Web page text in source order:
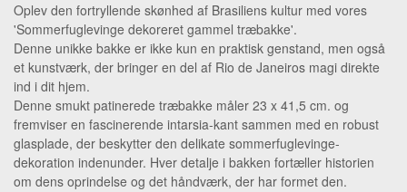
Oplev den fortryllende skønhed af Brasiliens kultur med vores
'Sommerfuglevinge dekoreret gammel træbakke'.
Denne unikke bakke er ikke kun en praktisk genstand, men også
et kunstværk, der bringer en del af Rio de Janeiros magi direkte
ind i dit hjem.
Denne smukt patinerede træbakke måler 23 x 41,5 cm. og
fremviser en fascinerende intarsia-kant sammen med en robust
glasplade, der beskytter den delikate sommerfuglevinge-
dekoration indenunder. Hver detalje i bakken fortæller historien
om dens oprindelse og det håndværk, der har formet den.